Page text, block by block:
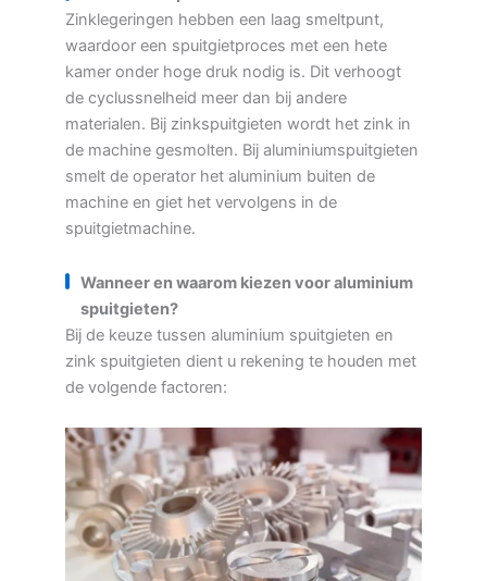
Zinklegeringen hebben een laag smeltpunt,
waardoor een spuitgietproces met een hete
kamer onder hoge druk nodig is. Dit verhoogt
de cyclussnelheid meer dan bij andere
materialen. Bij zinkspuitgieten wordt het zink in
de machine gesmolten. Bij aluminiumspuitgieten
smelt de operator het aluminium buiten de
machine en giet het vervolgens in de
spuitgietmachine.
Wanneer en waarom kiezen voor aluminium
spuitgieten?
Bij de keuze tussen aluminium spuitgieten en
zink spuitgieten dient u rekening te houden met
de volgende factoren: